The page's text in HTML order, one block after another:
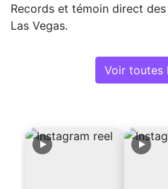
Records et témoin direct
Las Vegas.
Voir toutes